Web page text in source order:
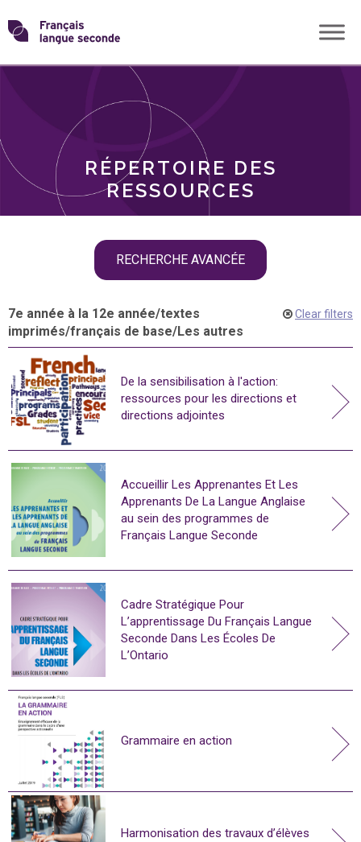
Skip
toTransformons
langue
RÉPERTOIRE DES
RESSOURCES
RECHERCHE AVANCÉE
THÈMES
7e année à la 12e année/textes
imprimés/français de base/Les autres
Clear filters
De la sensibilisation à l'action:
ressources pour les directions et
directions adjointes
Accueillir Les Apprenantes Et Les
Apprenants De La Langue Anglaise
au sein des programmes de
Français Langue Seconde
Cadre Stratégique Pour
L’apprentissage Du Français Langue
Seconde Dans Les Écoles De
L’Ontario
Grammaire en action
Harmonisation des travaux d’élèves